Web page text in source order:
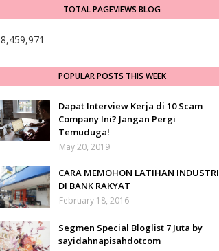
TOTAL PAGEVIEWS BLOG
POPULAR POSTS THIS WEEK
Dapat Interview Kerja di 10 Scam
Company Ini? Jangan Pergi
Temuduga!
May 20, 2019
CARA MEMOHON LATIHAN INDUSTRI
DI BANK RAKYAT
February 18, 2016
Segmen Special Bloglist 7 Juta by
sayidahnapisahdotcom